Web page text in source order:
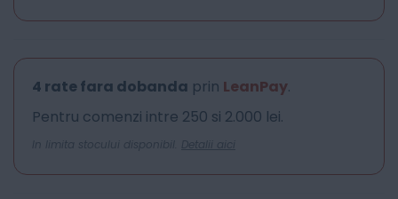
4 rate fara dobanda prin LeanPay.
Pentru comenzi intre 250 si 2.000 lei.
In limita stocului disponibil. Detalii aici